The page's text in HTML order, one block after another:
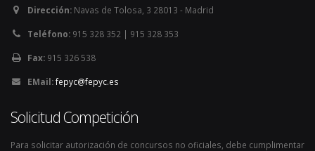
Dirección: Navas de Tolosa, 3 28013 - Madrid
Teléfono: 915 328 352 | 915 328 353
Fax: 915 326 538
EMail:fepyc@fepyc.es
Solicitud Competición
Para solicitar autorización de concursos no oficiales, debe cumplimentar